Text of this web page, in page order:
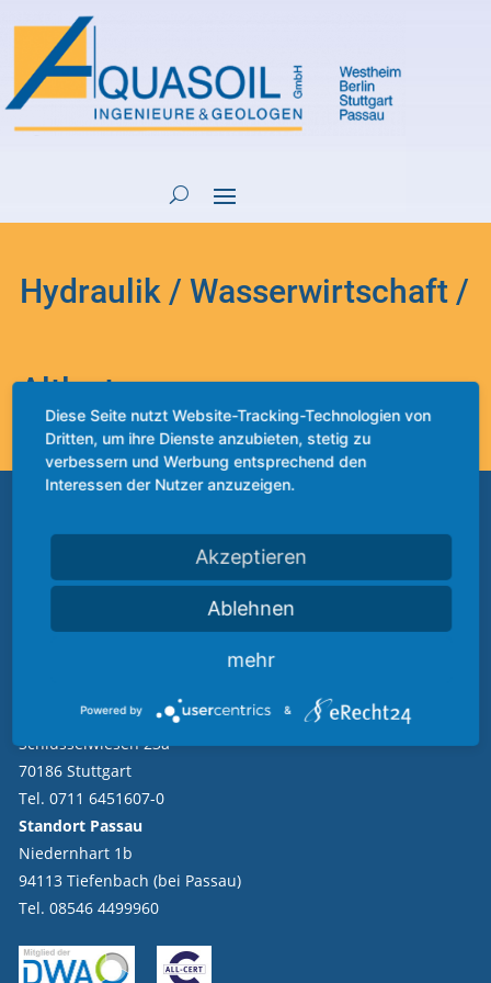
Hydraulik / Wasserwirtschaft /
Altlasten
Hauptsitz
Tel. 09082 73-0
Joachim-Friedrich-Str. 48
Standort Stuttgart
Schlüsselwiesen 23a
70186 Stuttgart
Tel. 0711 6451607-0
Standort Passau
Niedernhart 1b
94113 Tiefenbach (bei Passau)
Tel. 08546 4499960
Diese Seite nutzt Website-Tracking-Technologien von
Dritten, um ihre Dienste anzubieten, stetig zu
verbessern und Werbung entsprechend den
Interessen der Nutzer anzuzeigen.
Akzeptieren
Ablehnen
mehr
Powered by &